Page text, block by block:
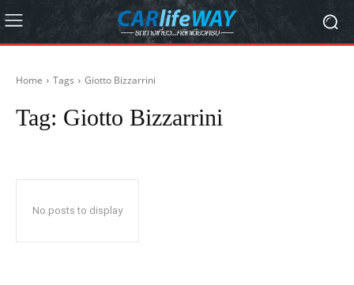
Home Tags Giotto Bizzarrini
Tag: Giotto Bizzarrini
No posts to display